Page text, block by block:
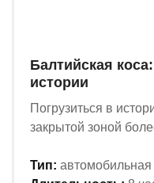
Балтийская
истории
Погрузиться в
закрытой зоной
Тип: автомобильная